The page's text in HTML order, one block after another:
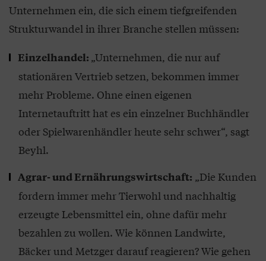
Unternehmen ein, die sich einem tiefgreifenden
Strukturwandel in ihrer Branche stellen müssen:
Einzelhandel: „Unternehmen, die nur auf
stationären Vertrieb setzen, bekommen immer
mehr Probleme. Ohne einen eigenen
Internetauftritt hat es ein einzelner Buchhändler
oder Spielwarenhändler heute sehr schwer“, sagt
Beyhl.
Agrar- und Ernährungswirtschaft: „Die Kunden
fordern immer mehr Tierwohl und nachhaltig
erzeugte Lebensmittel ein, ohne dafür mehr
bezahlen zu wollen. Wie können Landwirte,
Bäcker und Metzger darauf reagieren? Wie gehen